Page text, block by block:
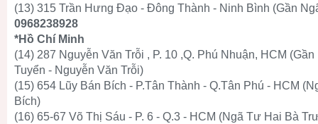
(13) 315 Trần Hưng Đạo - Đông Thành - Ninh Bình (Gần
0968238928
*Hồ Chí Minh
(14) 287 Nguyễn Văn Trỗi , P. 10 ,Q. Phú Nhuận, HCM
Tuyển - Nguyễn Văn Trỗi)
(15) 654 Lũy Bán Bích - P.Tân Thành - Q.Tân Phú - HCM
Bích)
(16) 65-67 Võ Thị Sáu - P. 6 - Q.3 - HCM (Ngã Tư Hai Bà